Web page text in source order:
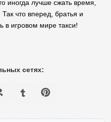
иногда лучше сжать время,
что вперед, братья и
в игровом мире такси!
сетях: